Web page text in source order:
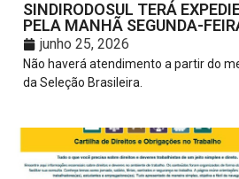
SINDIRODOSUL TERÁ
PELA MANHÃ SEGUNDA-
junho 25, 2026
Não haverá atendimento a partir do
da Seleção Brasileira.